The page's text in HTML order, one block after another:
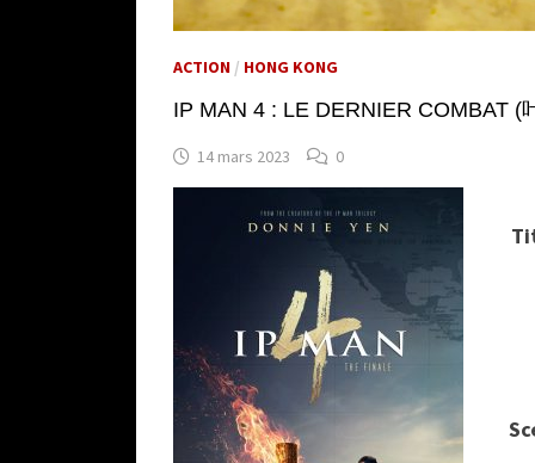
ACTION / HONG KONG
IP MAN 4 : LE DERNIER COMBAT (
14 mars 2023 0